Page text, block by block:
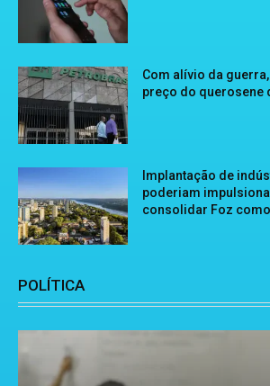
Com alívio da
preço do querosene
Implantação de
poderiam
consolidar Foz
POLÍTICA